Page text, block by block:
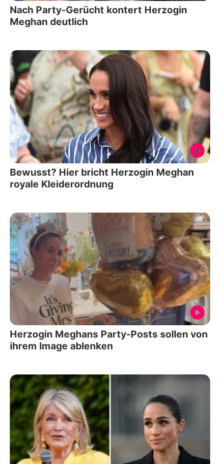
Nach Party-Gerücht kontert Herzogin
Meghan deutlich
Bewusst? Hier bricht Herzogin Meghan
royale Kleiderordnung
Herzogin Meghans Party-Posts sollen von
ihrem Image ablenken